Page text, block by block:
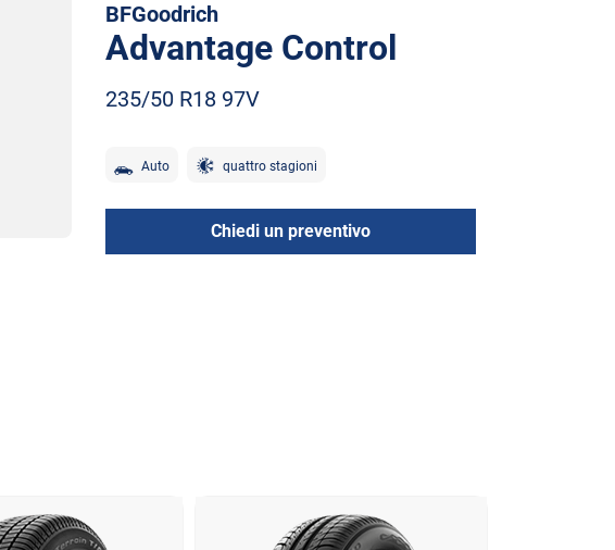
BFGoodrich
Advantage Control
235/50 R18 97V
Auto quattro stagioni
Chiedi un preventivo